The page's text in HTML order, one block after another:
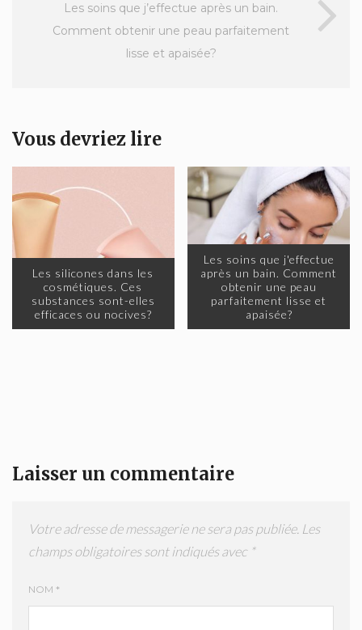
Les soins que j’effectue après un bain.
Comment obtenir une peau parfaitement
lisse et apaisée?
Vous devriez lire
Les silicones dans les
cosmétiques. Ces
substances sont-elles
efficaces ou nocives?
Les soins que j'effectue
après un bain. Comment
obtenir une peau
parfaitement lisse et
apaisée?
Laisser un commentaire
Votre adresse de messagerie ne sera pas publiée. Les
champs obligatoires sont indiqués avec *
NOM *